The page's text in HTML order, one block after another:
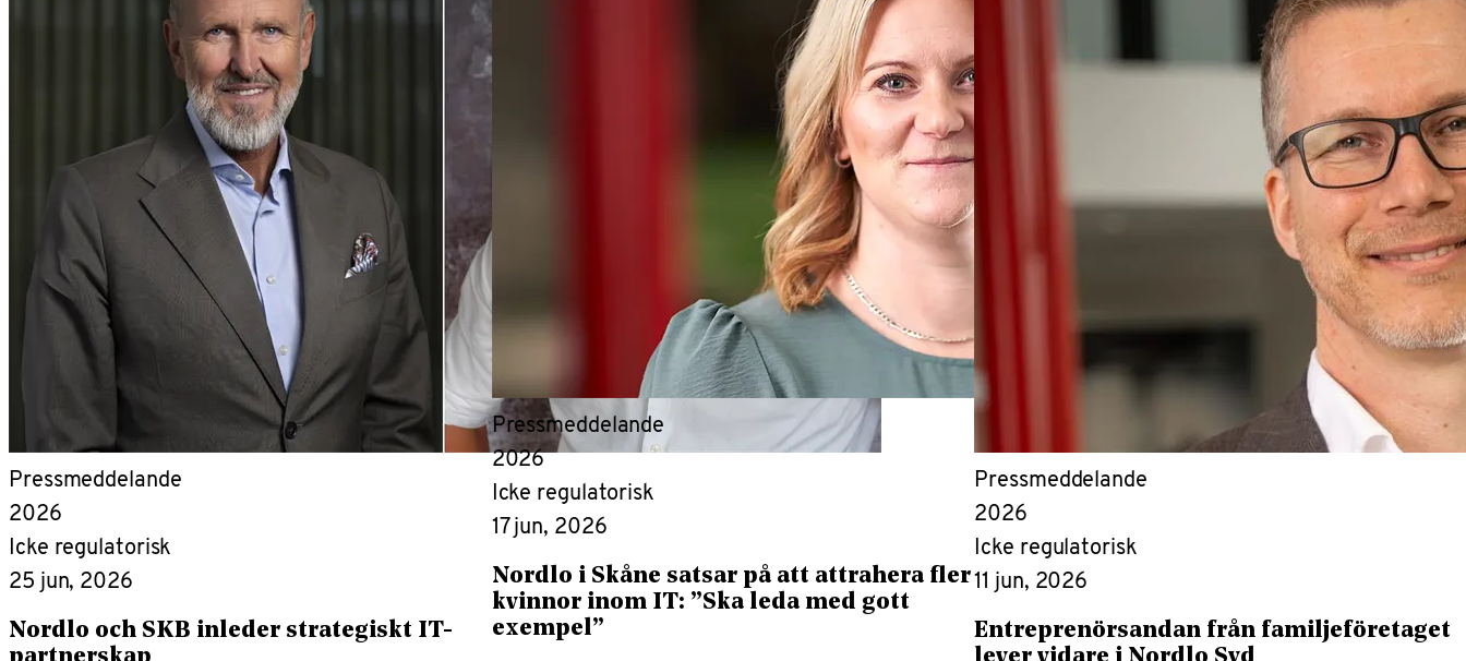
Pressmeddelande
2026
Icke regulatorisk
25 jun, 2026
Nordlo och SKB inleder strategiskt IT-
Pressmeddelande
2026
Icke regulatorisk
17 jun, 2026
Nordlo i Skåne satsar på att attrahera fler
kvinnor inom IT: ”Ska leda med gott
exempel”
Pressmeddelande
2026
Icke regulatorisk
11 jun, 2026
Entreprenörsandan från familjeföretaget